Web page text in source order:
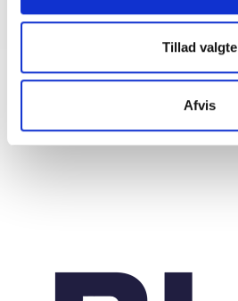
Tillad valgte
Afvis
25. februar 2025